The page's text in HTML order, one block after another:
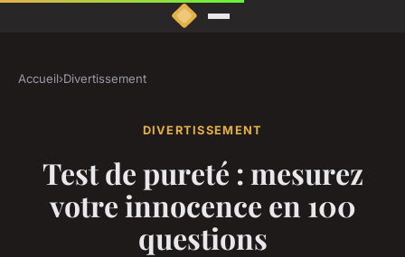
Accueil›Divertissement
DIVERTISSEMENT
Test de pureté : mesurez
votre innocence en 100
questions